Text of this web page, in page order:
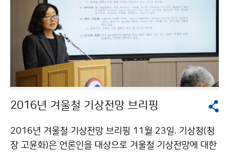
2016년 겨울철 기상전망 브리핑
2016년 겨울철 기상전망 브리핑 11월 23일. 기상청(청
장 고윤화)은 언론인을 대상으로 겨울철 기상전망에 대한